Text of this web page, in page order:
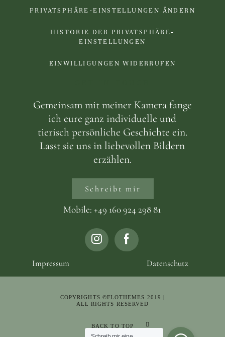
Gemeinsam mit meiner Kamera fange
ich eure ganz individuelle und
tierisch persönliche Geschichte ein.
Lasst sie uns in liebevollen Bildern
erzählen.
PRIVATSPHÄRE-EINSTELLUNGEN ÄNDERN
HISTORIE DER PRIVATSPHÄRE-
EINSTELLUNGEN
EINWILLIGUNGEN WIDERRUFEN
Schreibt mir
Mobile: +49 160 924 298 81
Impressum Datenschutz
COPYRIGHTS ©FLOTHEMES 2019 |
ALL RIGHTS RESERVED
BACK TO TOP